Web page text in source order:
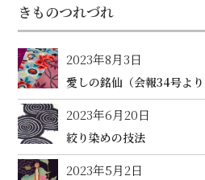
きものつれづれ
2023年8月3日
愛しの銘仙（会報34号より
2023年6月20日
絞り染めの技法
2023年5月2日